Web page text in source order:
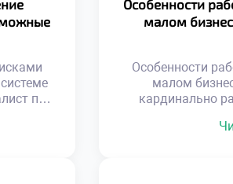
[…]
оформление
регулируется
по
от
Особенности
малом
Особенности
малом
кардинально
выполняет